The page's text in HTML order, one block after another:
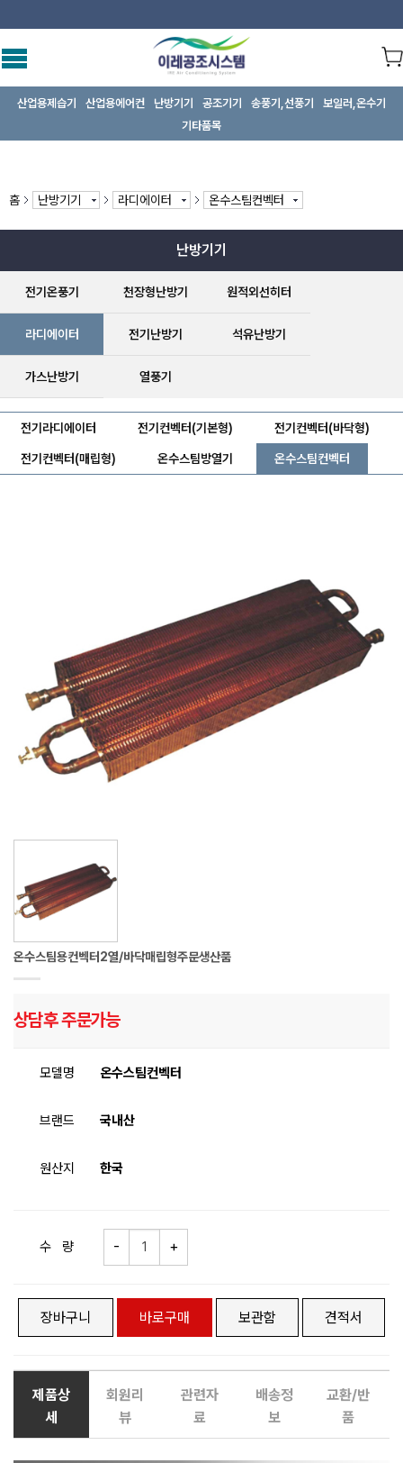
산업용제습기 산업용에어컨 난방기기 공조기기 송풍기,선풍기
보일러,온수기
기타품목
홈 난방기기 라디에이터 온수스팀컨벡터
난방기기
전기온풍기 천장형난방기 원적외선히터
라디에이터 전기난방기 석유난방기
가스난방기 열풍기
전기라디에이터 전기컨벡터(기본형) 전기컨벡터(바닥형)
전기컨벡터(매립형) 온수스팀방열기 온수스팀컨벡터
온수스팀용컨벡터2열/바닥매립형주문생산품
상담후 주문가능
모델명 온수스팀컨벡터
브랜드 국내산
원산지 한국
수 량
장바구니 바로구매 보관함 견적서
제품상
세
회원리
뷰
관련자
료
배송정
보
교환/반
품